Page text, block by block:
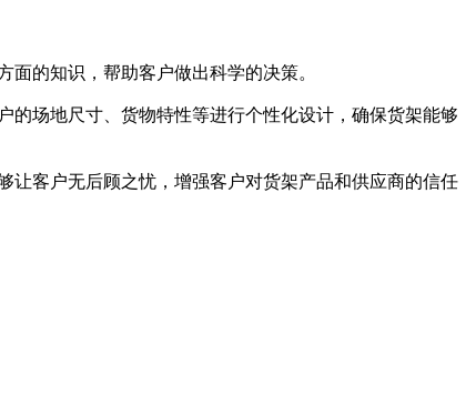
的知识，帮助客户做出科学的决策。
的场地尺寸、货物特性等进行个性化设计，确保货架能够
让客户无后顾之忧，增强客户对货架产品和供应商的信任